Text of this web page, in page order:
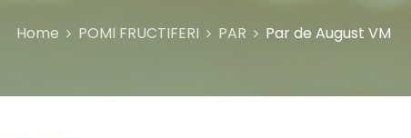
Home POMI FRUCTIFERI PAR Par de August VM